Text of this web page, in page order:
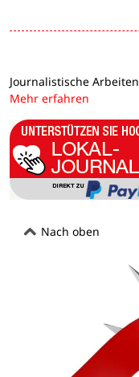
Journalistische
Mehr erfahren
Nach oben